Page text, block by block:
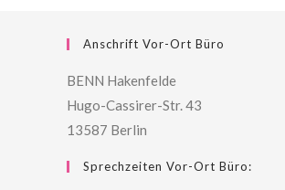
Anschrift Vor-Ort Büro
BENN Hakenfelde
Hugo-Cassirer-Str. 43
13587 Berlin
Sprechzeiten Vor-Ort Büro: